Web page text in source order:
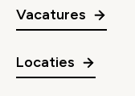
Vacatures
Locaties